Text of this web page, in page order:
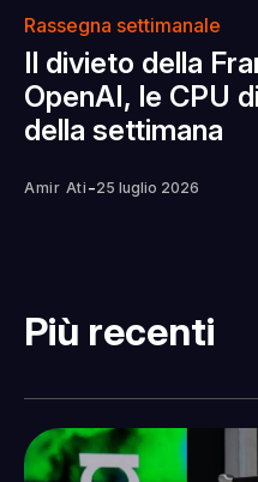
Rassegna settimanale
Il divieto della
OpenAI, le CPU
della settimana
Amir Ati -25 luglio 2026
Più recenti